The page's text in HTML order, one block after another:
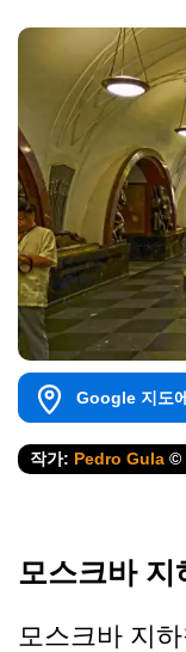
Google 지도
작가: Pedro Gula ©
모스크바 지
모스크바 지